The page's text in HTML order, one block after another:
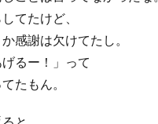
てたけど、
感謝は欠けてたし。
るー！」って
たもん。
と、